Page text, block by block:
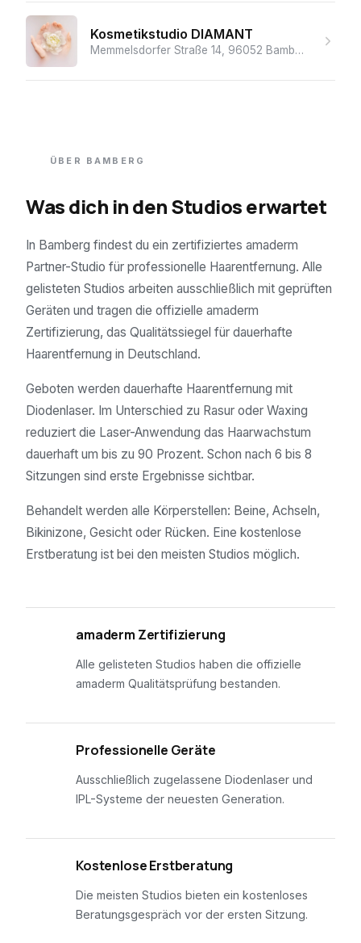
Kosmetikstudio DIAMANT
Memmelsdorfer Straße 14, 96052 Bamberg, Deutschland
ÜBER BAMBERG
Was dich in den Studios erwartet
In Bamberg findest du ein zertifiziertes amaderm
Partner-Studio für professionelle Haarentfernung. Alle
gelisteten Studios arbeiten ausschließlich mit geprüften
Geräten und tragen die offizielle amaderm
Zertifizierung, das Qualitätssiegel für dauerhafte
Haarentfernung in Deutschland.
Geboten werden dauerhafte Haarentfernung mit
Diodenlaser. Im Unterschied zu Rasur oder Waxing
reduziert die Laser-Anwendung das Haarwachstum
dauerhaft um bis zu 90 Prozent. Schon nach 6 bis 8
Sitzungen sind erste Ergebnisse sichtbar.
Behandelt werden alle Körperstellen: Beine, Achseln,
Bikinizone, Gesicht oder Rücken. Eine kostenlose
Erstberatung ist bei den meisten Studios möglich.
amaderm Zertifizierung
Alle gelisteten Studios haben die offizielle
amaderm Qualitätsprüfung bestanden.
Professionelle Geräte
Ausschließlich zugelassene Diodenlaser und
IPL-Systeme der neuesten Generation.
Kostenlose Erstberatung
Die meisten Studios bieten ein kostenloses
Beratungsgespräch vor der ersten Sitzung.